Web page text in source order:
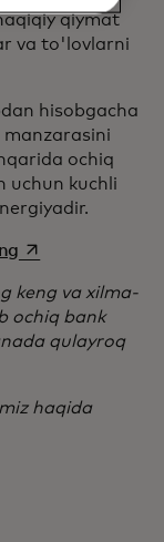
qiymat
va to'lovlarni
hisobgacha
ochiq
uchun kuchli
opens in a new
keng va xilma-
ochiq bank
qulayroq
haqida